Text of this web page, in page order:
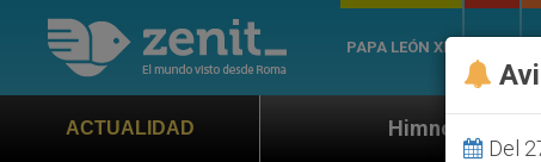
PAPA LEÓN XIV
ACTUALIDADHimno oficial de la Jornada Mundial de
Del